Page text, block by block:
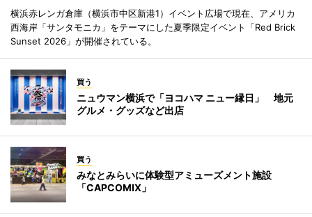
横浜赤レンガ倉庫（横浜市中区新港1）イベント広場で現在、アメリカ
西海岸「サンタモニカ」をテーマにした夏季限定イベント「Red Brick
Sunset 2026」が開催されている。
買う
ニュウマン横浜で「ヨコハマ ニュー縁日」 地元
グルメ・グッズなど出店
買う
みなとみらいに体験型アミューズメント施設
「CAPCOMIX」